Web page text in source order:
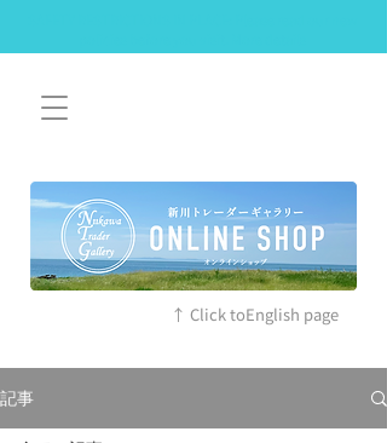
↑ Click toEnglish page
記事